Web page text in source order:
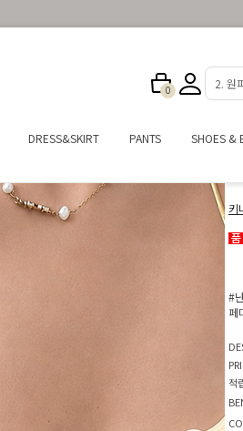
0 3. 반
DRESS&SKIRT PANTS SHOES &
키
#
페
적